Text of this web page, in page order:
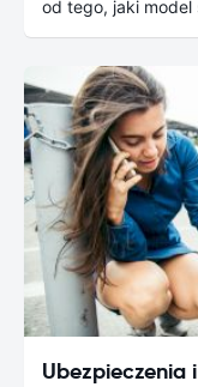
od tego, jaki
Ubezpieczenia